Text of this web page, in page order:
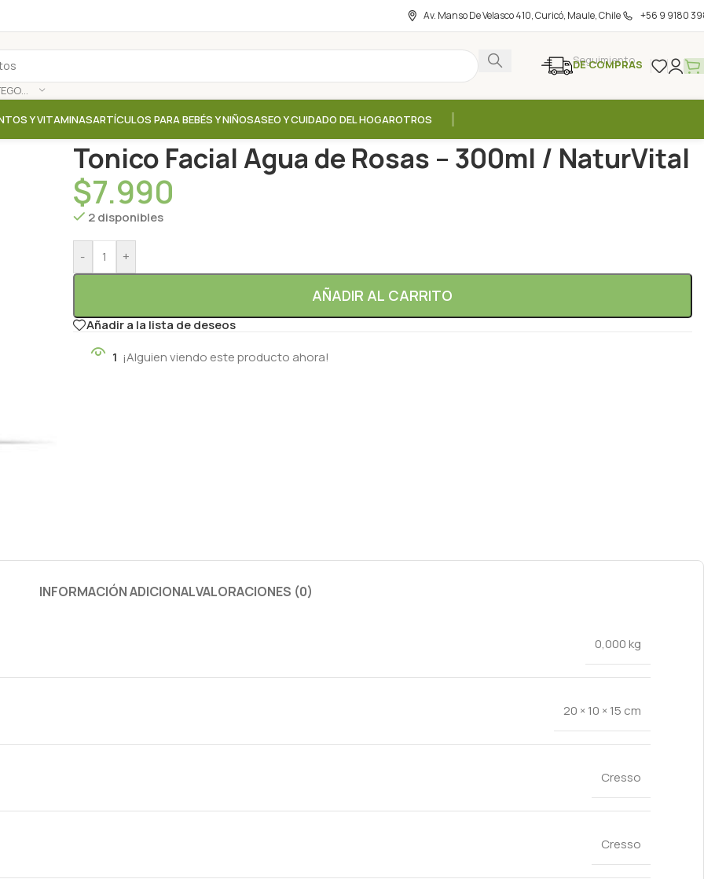
Av. Manso De Velasco 410, Curicó, Maule, Chile +56 9 9180
SELECCIONAR CATEGORÍA
Seguimiento
DE COMPRAS
Y VITAMINASARTÍCULOS PARA BEBÉS Y NIÑOSASEO Y CUIDADO DEL HOGAROTROS
Tonico Facial Agua de Rosas – 300ml / NaturVital
$7.990
2 disponibles
- +
AÑADIR AL CARRITO
Añadir a la lista de deseos
1 ¡Alguien viendo este producto ahora!
INFORMACIÓN ADICIONALVALORACIONES (0)
0,000 kg
20 × 10 × 15 cm
Cresso
Cresso